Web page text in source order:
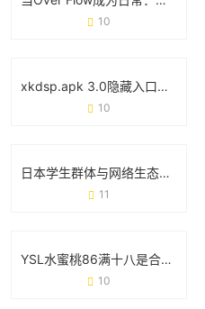
10
xkdsp.apk 3.0隐藏入口特色：如何用细节设计重新定义工具体验
10
日本学生群体与网络生态：从“tube8日本videos学生”现象说起
11
YSL水蜜桃86满十八是合法的吗？从法规到现实的全面解答
10